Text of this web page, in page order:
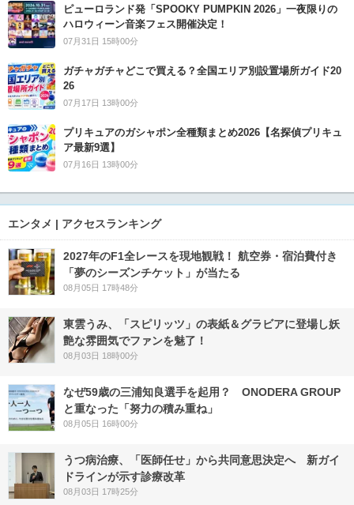
ピューロランド発「SPOOKY PUMPKIN 2026」一夜限りの
ハロウィーン音楽フェス開催決定！
07月31日 15時00分
ガチャガチャどこで買える？全国エリア別設置場所ガイド20
26
07月17日 13時00分
プリキュアのガシャポン全種類まとめ2026【名探偵プリキュ
ア最新9選】
07月16日 13時00分
エンタメ | アクセスランキング
2027年のF1全レースを現地観戦！ 航空券・宿泊費付き
「夢のシーズンチケット」が当たる
08月05日 17時48分
東雲うみ、「スピリッツ」の表紙＆グラビアに登場し妖
艶な雰囲気でファンを魅了！
08月03日 18時00分
なぜ59歳の三浦知良選手を起用？ ONODERA GROUP
と重なった「努力の積み重ね」
08月05日 16時00分
うつ病治療、「医師任せ」から共同意思決定へ 新ガイ
ドラインが示す診療改革
08月03日 17時25分